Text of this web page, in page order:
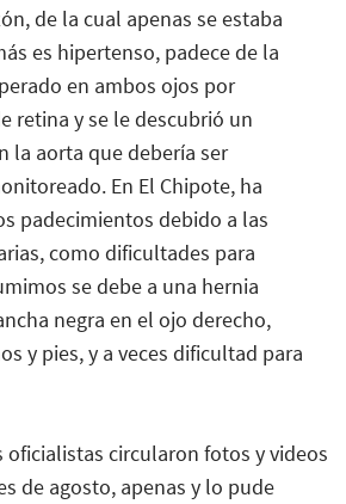
de la cual apenas se estaba
es hipertenso, padece de la
en ambos ojos por
retina y se le descubrió un
la aorta que debería ser
En El Chipote, ha
padecimientos debido a las
como dificultades para
se debe a una hernia
negra en el ojo derecho,
y pies, y a veces dificultad para
oficialistas circularon fotos y videos
de agosto, apenas y lo pude